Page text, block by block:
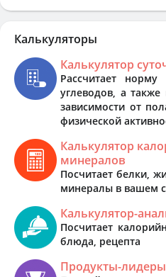
Калькуляторы
Калькулятор
Рассчитает
углеводов, а
зависимости от
физической
Калькулятор
минералов
Посчитает белки,
минералы в вашем
Калькулятор-
Посчитает
блюда, рецепта
Продукты-лидеры